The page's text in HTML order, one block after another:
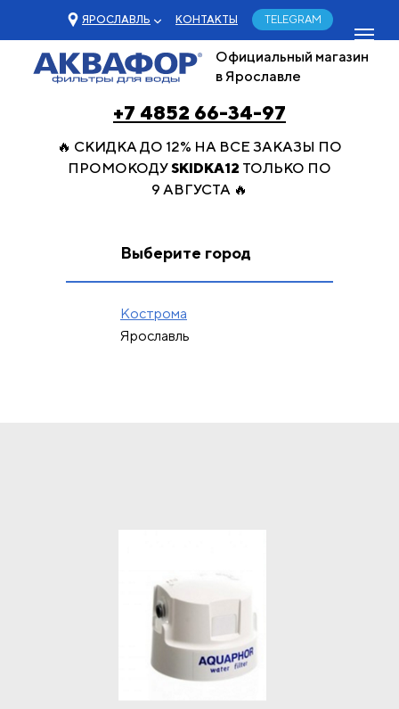
+7 4852 66-34-97
ЯРОСЛАВЛЬ
Официальный магазин
в Ярославле
🔥 СКИДКА ДО 12% НА ВСЕ ЗАКАЗЫ ПО
ПРОМОКОДУSKIDKA12 ТОЛЬКО ПО
9 АВГУСТА 🔥
КОНТАКТЫ TELEGRAM
Кострома
Ярославль
Выберите город